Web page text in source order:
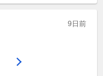
9日前